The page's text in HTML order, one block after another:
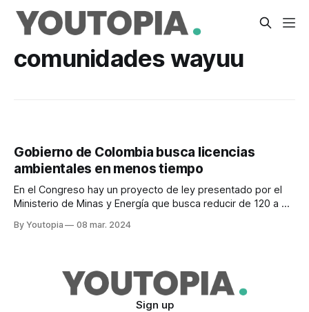
comunidades wayuu
Gobierno de Colombia busca licencias
ambientales en menos tiempo
En el Congreso hay un proyecto de ley presentado por el
Ministerio de Minas y Energía que busca reducir de 120 a 90
licencias ambientales para proyectos de energías
By Youtopia 08 mar. 2024
Sign up